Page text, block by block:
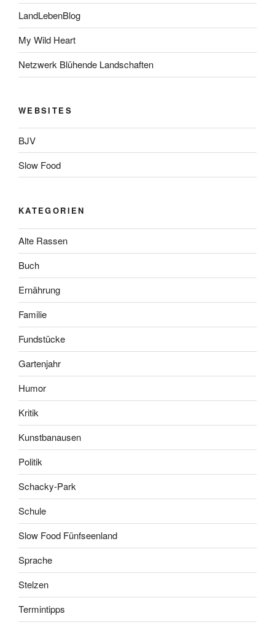
LandLebenBlog
My Wild Heart
Netzwerk Blühende Landschaften
WEBSITES
BJV
Slow Food
KATEGORIEN
Alte Rassen
Buch
Ernährung
Familie
Fundstücke
Gartenjahr
Humor
Kritik
Kunstbanausen
Politik
Schacky-Park
Schule
Slow Food Fünfseenland
Sprache
Stelzen
Termintipps